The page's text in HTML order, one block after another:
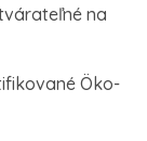
na
Öko-